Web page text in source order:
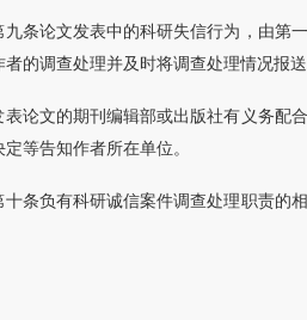
九条论文发表中的科研失信行为，由第
者的调查处理并及时将调查处理情况报
表论文的期刊编辑部或出版社有义务配
定等告知作者所在单位。
十条负有科研诚信案件调查处理职责的